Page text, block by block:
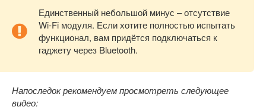
Единственный небольшой минус – отсутствие
Wi-Fi модуля. Если хотите полностью испытать
функционал, вам придётся подключаться к
гаджету через Bluetooth.
Напоследок рекомендуем просмотреть следующее
видео: